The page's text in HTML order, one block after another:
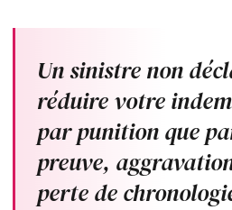
Un sinistre non
réduire votre
par punition que
preuve,
perte de